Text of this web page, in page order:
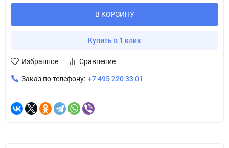
В КОРЗИНУ
Купить в 1 клик
Избранное Сравнение
Заказ по телефону: +7 495 220 33 01